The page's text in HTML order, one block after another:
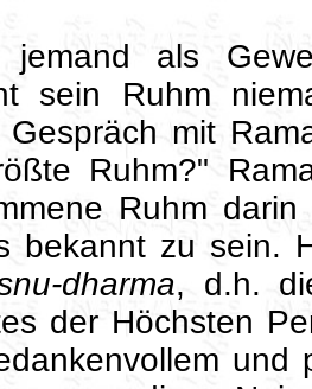
jemand als
sein Ruhm
Gespräch mit
Ruhm?"
Ruhm
bekannt zu sein.
dharma, d.h.
der Höchsten
und